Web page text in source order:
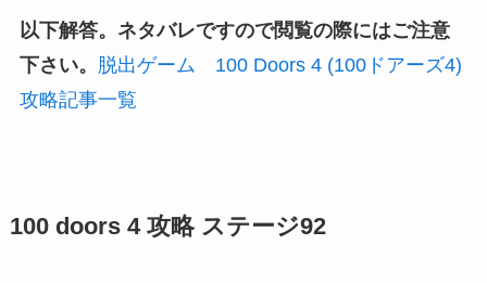
以下解答。ネタバレですので閲覧の際にはご注意
下さい。 脱出ゲーム 100 Doors 4 (100ドアーズ4)
攻略記事一覧
100 doors 4 攻略 ステージ92